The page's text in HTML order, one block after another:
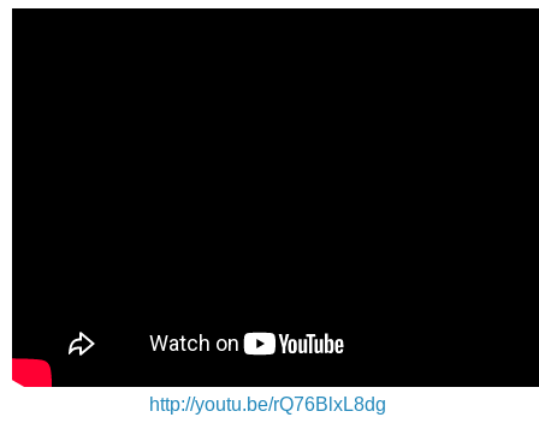
http://youtu.be/rQ76BlxL8dg